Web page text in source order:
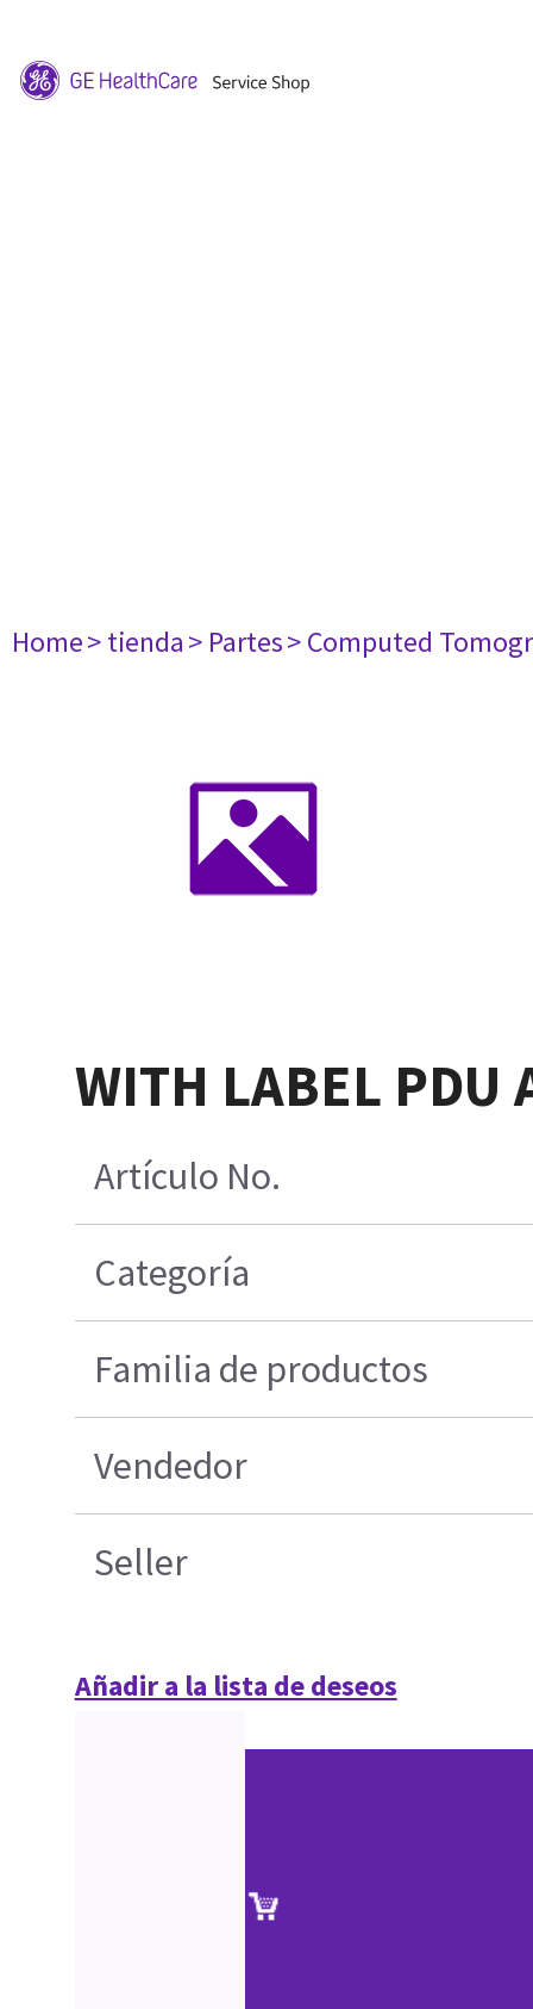
Home> tienda> Partes> Computed
WITH LABEL
Artículo No.
Categoría
Familia de productos
Vendedor
Seller
Añadir a la lista de deseos